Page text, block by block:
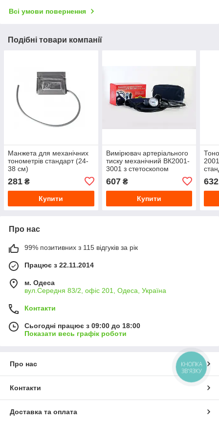
Всі умови повернення
Подібні товари компанії
Манжета для механічних
тонометрів стандарт (24-
38 см)
281 ₴
Купити
Вимірювач артеріального
тиску механічний ВК2001-
3001 з стетоскопом
Дитячий
607₴
Купити
632
Про нас
99% позитивних з 115 відгуків за рік
Працює з 22.11.2014
м. Одеса
вул.Середня 83/2, офіс 201, Одеса, Україна
Контакти
Сьогодні працює з 09:00 до 18:00
Показати весь графік роботи
Про нас
Контакти
Доставка та оплата
КНОПКА
ЗВ'ЯЗКУ